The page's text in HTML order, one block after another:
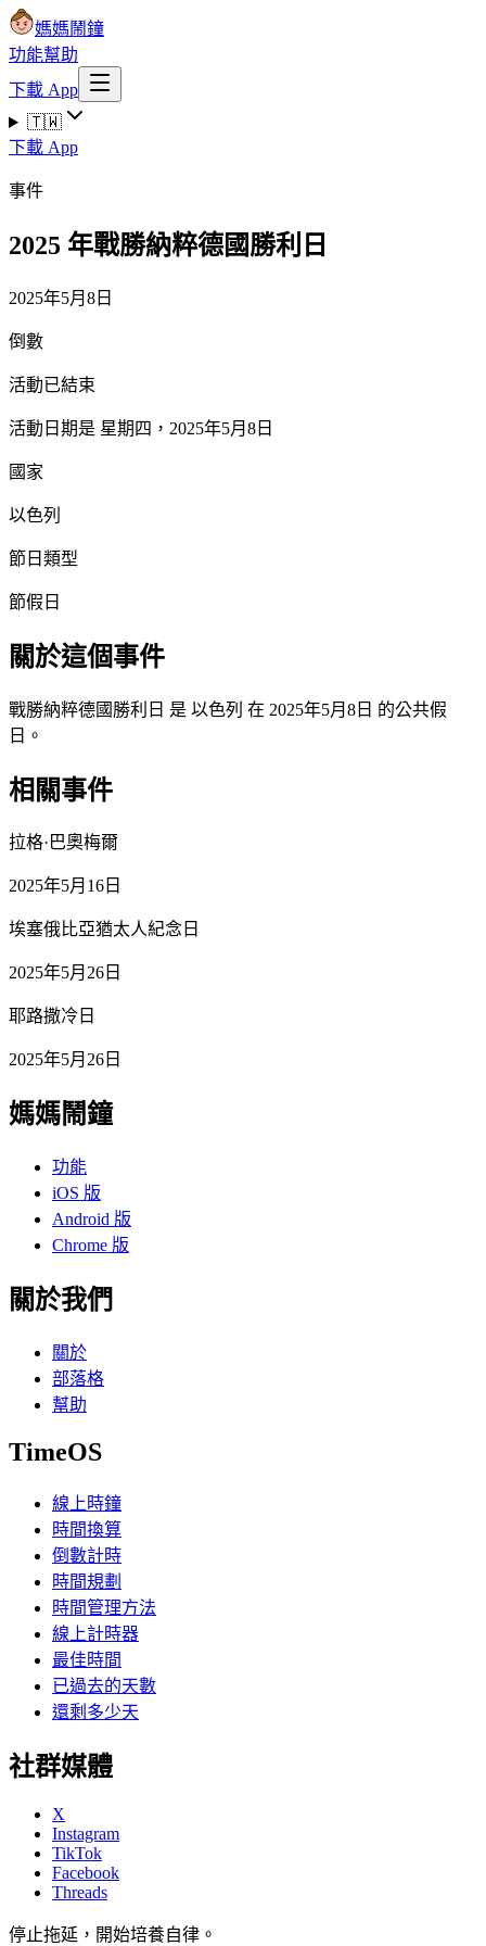
媽媽鬧鐘
功能幫助
下載 App
🇹🇼
下載 App
事件
2025 年戰勝納粹德國勝利日
2025年5月8日
倒數
活動已結束
活動日期是 星期四，2025年5月8日
國家
以色列
節日類型
節假日
關於這個事件
戰勝納粹德國勝利日 是 以色列 在 2025年5月8日 的公共假
日。
相關事件
拉格·巴奧梅爾
2025年5月16日
埃塞俄比亞猶太人紀念日
2025年5月26日
耶路撒冷日
2025年5月26日
媽媽鬧鐘
功能
iOS 版
Android 版
Chrome 版
關於我們
關於
部落格
幫助
TimeOS
線上時鐘
時間換算
倒數計時
時間規劃
時間管理方法
線上計時器
最佳時間
已過去的天數
還剩多少天
社群媒體
X
Instagram
TikTok
Facebook
Threads
停止拖延，開始培養自律。